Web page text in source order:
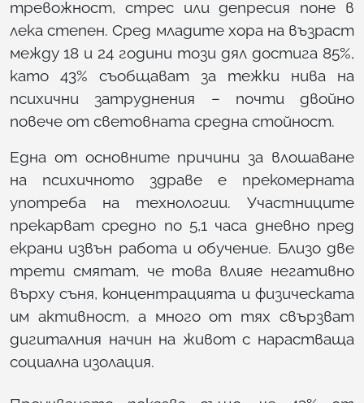
тревожност, стрес или депресия поне в
лека степен. Сред младите хора на възраст
между 18 и 24 години този дял достига 85%,
като 43% съобщават за тежки нива на
психични затруднения – почти двойно
повече от световната средна стойност.
Една от основните причини за влошаване
на психичното здраве е прекомерната
употреба на технологии. Участниците
прекарват средно по 5,1 часа дневно пред
екрани извън работа и обучение. Близо две
трети смятат, че това влияе негативно
върху съня, концентрацията и физическата
им активност, а много от тях свързват
дигиталния начин на живот с нарастваща
социална изолация.